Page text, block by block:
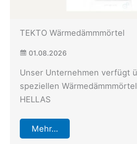
TEKTO Wärmedämmmörtel
01.08.2026
Unser Unternehmen verfügt
speziellen
HELLAS
Mehr…